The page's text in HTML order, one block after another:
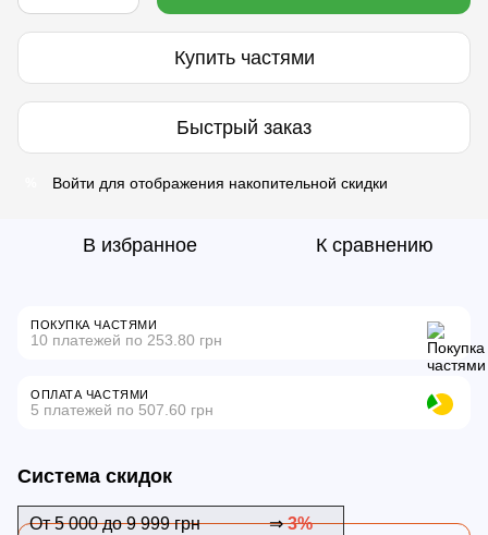
Купить частями
Быстрый заказ
Войти для отображения накопительной скидки
В избранное К сравнению
ПОКУПКА ЧАСТЯМИ
10 платежей по 253.80 грн
ОПЛАТА ЧАСТЯМИ
5 платежей по 507.60 грн
Система скидок
От 5 000 до 9 999 грн ⇒3%